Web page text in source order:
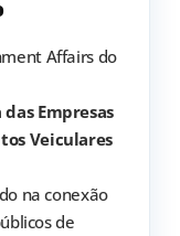
Affairs do
das Empresas
Veiculares
na conexão
de